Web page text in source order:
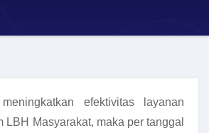
efektivitas layanan
LBH Masyarakat, maka per tanggal